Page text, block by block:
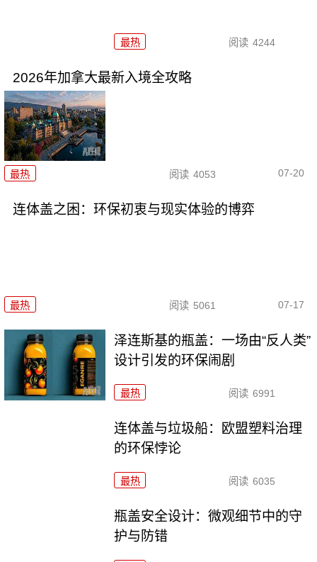
最热 阅读 4244
2026年加拿大最新入境全攻略
最热 阅读 4053 07-20
连体盖之困：环保初衷与现实体验的博弈
最热 阅读 5061 07-17
泽连斯基的瓶盖：一场由“反人类”
设计引发的环保闹剧
最热 阅读 6991
连体盖与垃圾船：欧盟塑料治理
的环保悖论
最热 阅读 6035
瓶盖安全设计：微观细节中的守
护与防错